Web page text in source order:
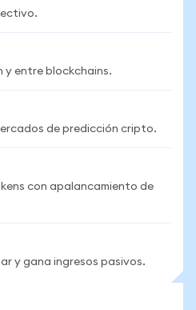
y entre blockchains.
de predicción cripto.
con apalancamiento de
y gana ingresos pasivos.